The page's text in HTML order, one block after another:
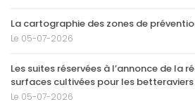
La cartographie des zones de
Le 05-07-2026
Les suites réservées à l’annonce de la
surfaces cultivées pour les
Le 05-07-2026